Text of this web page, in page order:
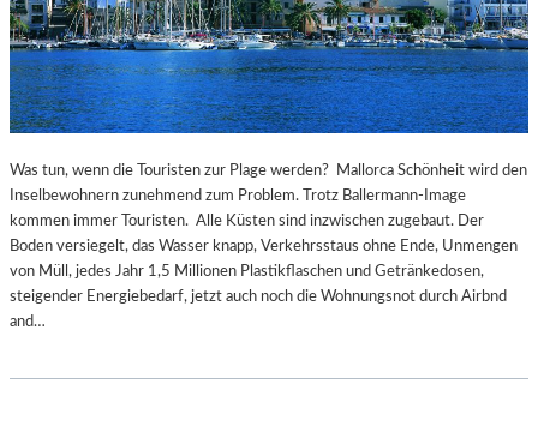
E
A
T
E
R
P
R
E
S
Was tun, wenn die Touristen zur Plage werden? Mallorca Schönheit wird den
Inselbewohnern zunehmend zum Problem. Trotz Ballermann-Image
kommen immer Touristen. Alle Küsten sind inzwischen zugebaut. Der
Boden versiegelt, das Wasser knapp, Verkehrsstaus ohne Ende, Unmengen
von Müll, jedes Jahr 1,5 Millionen Plastikflaschen und Getränkedosen,
steigender Energiebedarf, jetzt auch noch die Wohnungsnot durch Airbnd
and…